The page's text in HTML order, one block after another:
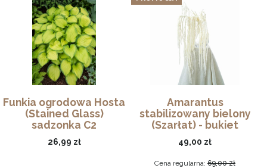
Funkia ogrodowa Hosta
(Stained Glass)
sadzonka C2
26,99 zł
Amarantus
stabilizowany bielony
(Szarłat) - bukiet
49,00 zł
Cena regularna:69,00 zł